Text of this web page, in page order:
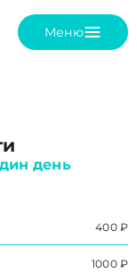
Меню
день
400 ₽
1000 ₽